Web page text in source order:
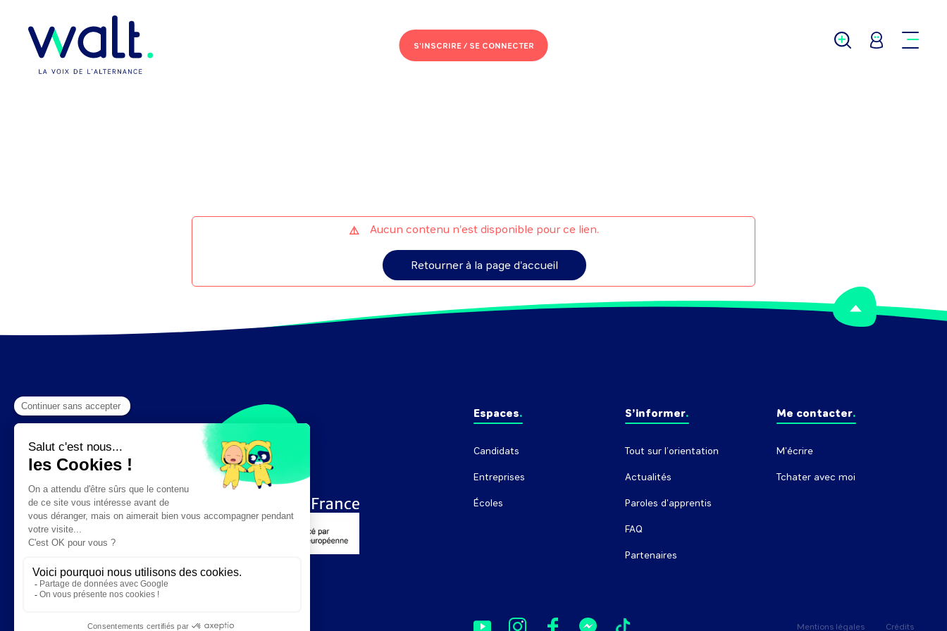
S'INSCRIRE /SE CONNECTER
Aucun contenu n'est disponible pour ce lien.
Retourner à la page d'accueil
Espaces
Candidats
Entreprises
Écoles
S’informer
Tout sur l’orientation
Actualités
Paroles d'apprentis
FAQ
Partenaires
Me contacter
M'écrire
Tchater avec moi
DAJM.fr Mentions légales Crédits